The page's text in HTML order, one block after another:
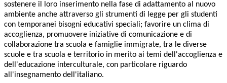
sostenere il loro inserimento nella fase di adattamento al nuovo
ambiente anche attraverso gli strumenti di legge per gli studenti
con temporanei bisogni educativi speciali; favorire un clima di
accoglienza, promuovere iniziative di comunicazione e di
collaborazione tra scuola e famiglie immigrate, tra le diverse
scuole e tra scuola e territorio in merito ai temi dell'accoglienza e
dell'educazione interculturale, con particolare riguardo
all'insegnamento dell'italiano.